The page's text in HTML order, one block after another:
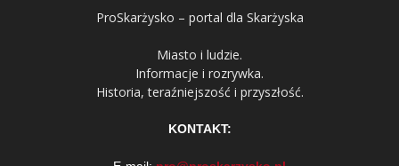
ProSkarżysko – portal dla Skarżyska
Miasto i ludzie.
Informacje i rozrywka.
Historia, teraźniejszość i przyszłość.
KONTAKT: